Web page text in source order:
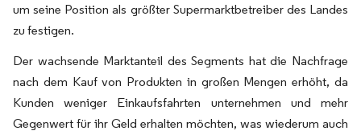
um seine Position als größter Supermarktbetreiber des Landes
zu festigen.
Der wachsende Marktanteil des Segments hat die Nachfrage
nach dem Kauf von Produkten in großen Mengen erhöht, da
Kunden weniger Einkaufsfahrten unternehmen und mehr
Gegenwert für ihr Geld erhalten möchten, was wiederum auch